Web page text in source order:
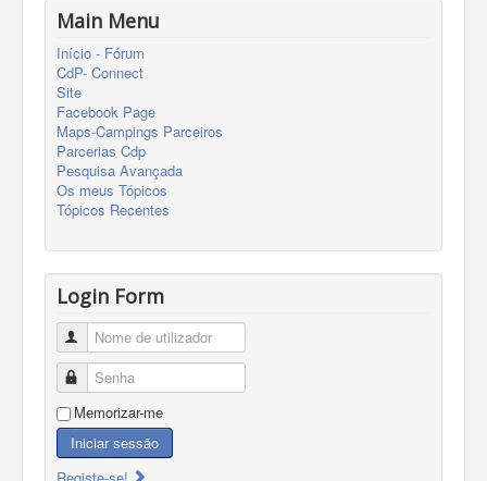
Main Menu
Início - Fórum
CdP- Connect
Site
Facebook Page
Maps-Campings Parceiros
Parcerias Cdp
Pesquisa Avançada
Os meus Tópicos
Tópicos Recentes
Login Form
Nome de utilizador
Senha
Memorizar-me
Iniciar sessão